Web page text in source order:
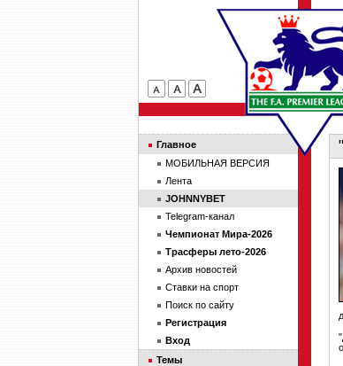
Главное
МОБИЛЬНАЯ ВЕРСИЯ
Лента
JOHNNYBET
Telegram-канал
Чемпионат Мира-2026
Трасферы лето-2026
Архив новостей
Ставки на спорт
Поиск по сайту
Регистрация
Вход
Темы